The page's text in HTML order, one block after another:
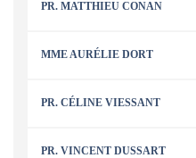
PR. MATTHIEU CONAN
MME AURÉLIE DORT
PR. CÉLINE VIESSANT
PR. VINCENT DUSSART